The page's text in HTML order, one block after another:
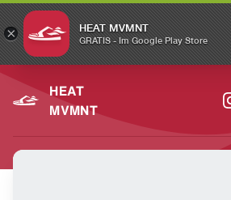
× HEAT MVMNT
GRATIS - Im Google Play Store
HEAT
MVMNT
Switch to the English version?